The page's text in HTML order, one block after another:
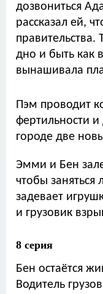
дозвониться
рассказал ей,
правительства.
дно и быть как
вынашивала
Пэм проводит
фертильности
городе две
Эмми и Бен
чтобы
задевает
и грузовик
8 серия
Бен остаётся
Водитель